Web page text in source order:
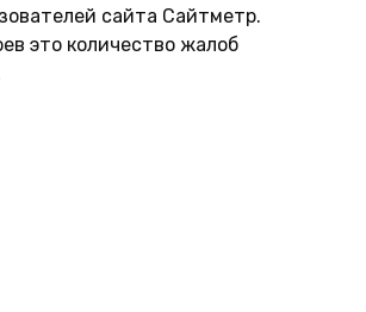
сайта Сайтметр.
это количество жалоб